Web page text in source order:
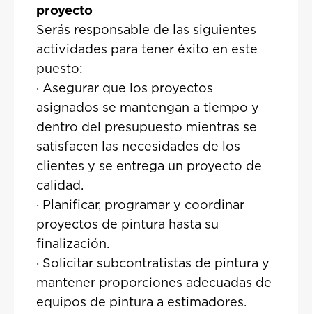
proyecto
Serás responsable de las siguientes
actividades para tener éxito en este
puesto:
· Asegurar que los proyectos
asignados se mantengan a tiempo y
dentro del presupuesto mientras se
satisfacen las necesidades de los
clientes y se entrega un proyecto de
calidad.
· Planificar, programar y coordinar
proyectos de pintura hasta su
finalización.
· Solicitar subcontratistas de pintura y
mantener proporciones adecuadas de
equipos de pintura a estimadores.